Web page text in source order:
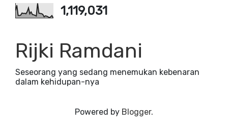
1,119,031
Rijki Ramdani
Seseorang yang sedang menemukan kebenaran
dalam kehidupan-nya
Powered by Blogger.